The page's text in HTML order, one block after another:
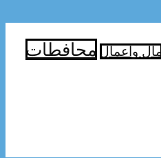
مال واعمال محافطات